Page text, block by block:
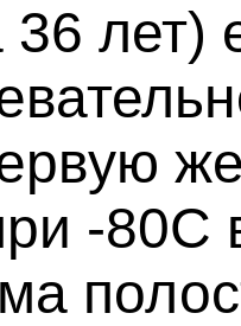
лет)
-80C